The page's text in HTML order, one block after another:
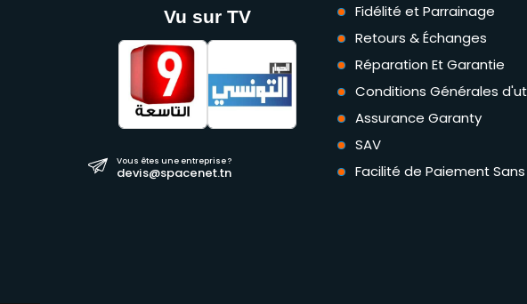
Vu sur TV
Vous êtes une entreprise ?
devis@spacenet.tn
Fidélité et Parrainage
Retours & Échanges
Réparation Et Garantie
Conditions Générales
Assurance Garanty
SAV
Facilité de Paiement